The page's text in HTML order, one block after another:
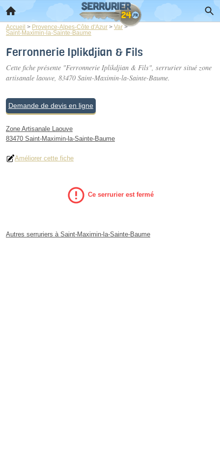
Accueil > Provence-Alpes-Côte d'Azur > Var>
Saint-Maximin-la-Sainte-Baume
Ferronnerie Iplikdjian & Fils
Cette fiche présente "Ferronnerie Iplikdjian & Fils", serrurier situé zone
artisanale laouve, 83470 Saint-Maximin-la-Sainte-Baume.
Demande de devis en ligne
Zone Artisanale Laouve
83470 Saint-Maximin-la-Sainte-Baume
Améliorer cette fiche
Ce serrurier est fermé
Autres serruriers à Saint-Maximin-la-Sainte-Baume